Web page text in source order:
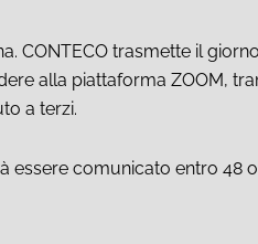
CONTECO trasmette il
alla piattaforma ZOOM,
a terzi.
essere comunicato entro 48